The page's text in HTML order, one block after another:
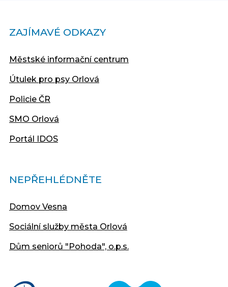
ZAJÍMAVÉ ODKAZY
Městské informační centrum
Útulek pro psy Orlová
Policie ČR
SMO Orlová
Portál IDOS
NEPŘEHLÉDNĚTE
Domov Vesna
Sociální služby města Orlová
Dům seniorů "Pohoda", o.p.s.